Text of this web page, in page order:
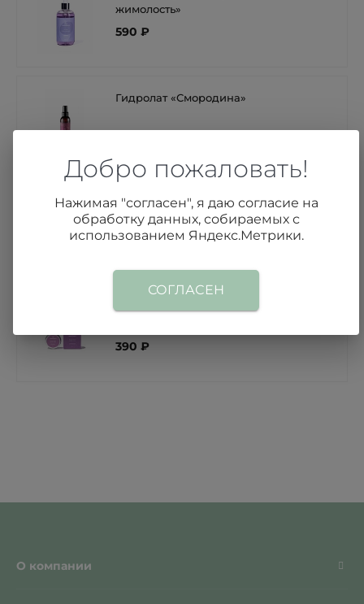
жимолость»
590 ₽
Гидролат «Смородина»
Баттер для тела «Виноград»
720 ₽
Бальзам для губ «Смородина»
390 ₽
О компании
Добро пожаловать!
Нажимая "согласен", я даю согласие на
обработку данных, собираемых с
использованием Яндекс.Метрики.
СОГЛАСЕН